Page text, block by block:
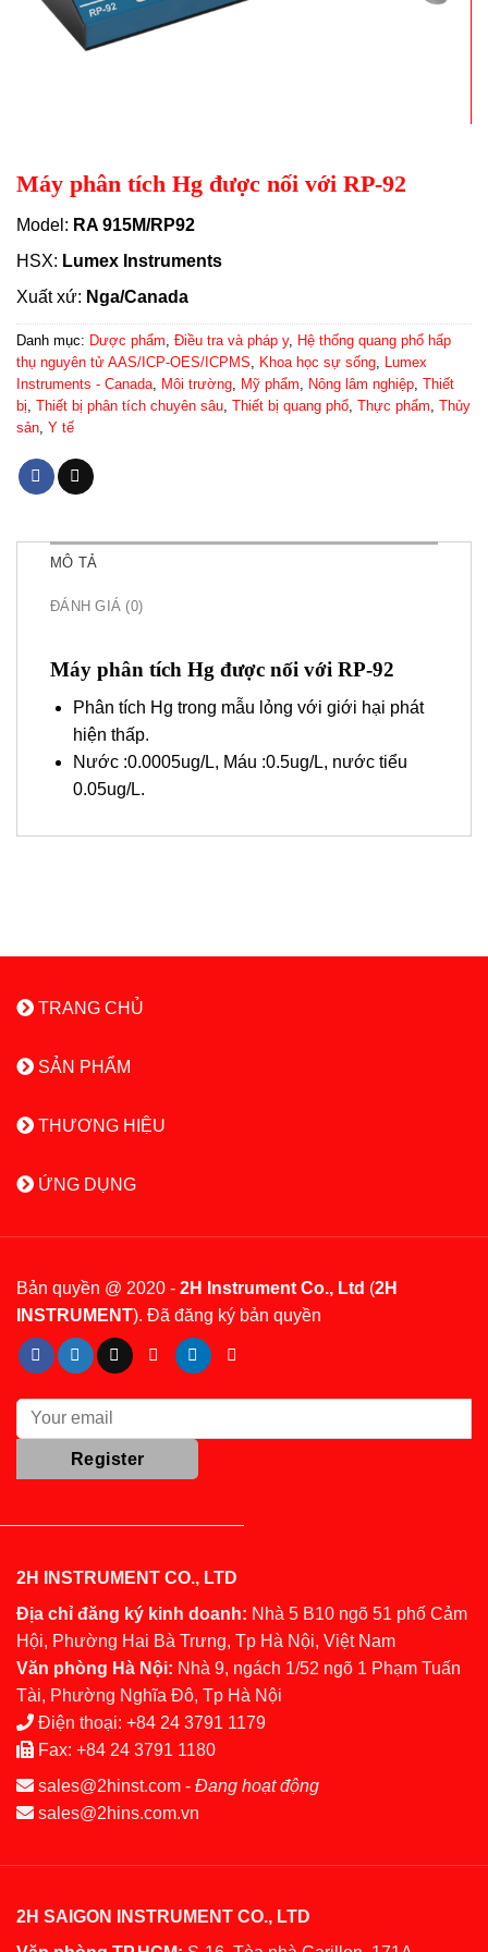
Máy phân tích Hg được nối với RP-92
Model: RA 915M/RP92
HSX: Lumex Instruments
Xuất xứ: Nga/Canada
Danh mục: Dược phẩm, Điều tra và pháp y, Hệ thống quang phổ hấp
thụ nguyên tử AAS/ICP-OES/ICPMS, Khoa học sự sống, Lumex
Instruments - Canada, Môi trường, Mỹ phẩm, Nông lâm nghiệp, Thiết
bị, Thiết bị phân tích chuyên sâu, Thiết bị quang phổ, Thực phẩm, Thủy
sản, Y tế
MÔ TẢ
ĐÁNH GIÁ (0)
Máy phân tích Hg được nối với RP-92
Phân tích Hg trong mẫu lỏng với giới hại phát
hiện thấp.
Nước :0.0005ug/L, Máu :0.5ug/L, nước tiểu
0.05ug/L.
TRANG CHỦ
SẢN PHẨM
THƯƠNG HIỆU
ỨNG DỤNG
Bản quyền @ 2020 - 2H Instrument Co., Ltd (2H
INSTRUMENT). Đã đăng ký bản quyền
2H INSTRUMENT CO., LTD
Địa chỉ đăng ký kinh doanh: Nhà 5 B10 ngõ 51 phố Cảm
Hội, Phường Hai Bà Trưng, Tp Hà Nội, Việt Nam
Văn phòng Hà Nội: Nhà 9, ngách 1/52 ngõ 1 Phạm Tuấn
Tài, Phường Nghĩa Đô, Tp Hà Nội
Điện thoại: +84 24 3791 1179
Fax: +84 24 3791 1180
sales@2hinst.com - Đang hoạt động
sales@2hins.com.vn
2H SAIGON INSTRUMENT CO., LTD